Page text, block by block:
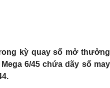
kỳ quay số mở thưởng
6/45 chứa dãy số may